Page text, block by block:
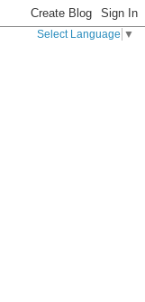
Select Language ▼